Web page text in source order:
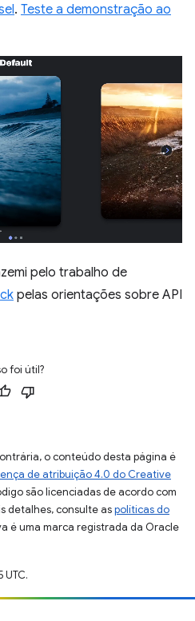
. Teste a demonstração ao
pelo trabalho de
pelas orientações sobre API
foi útil?
o conteúdo desta página é
de atribuição 4.0 do Creative
são licenciadas de acordo com
detalhes, consulte aspolíticas do
é uma marca registrada da Oracle